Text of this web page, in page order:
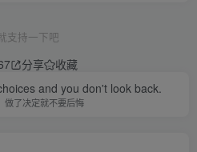
支持一下吧
分享
收藏
and you don't look back.
做了决定就不要后悔